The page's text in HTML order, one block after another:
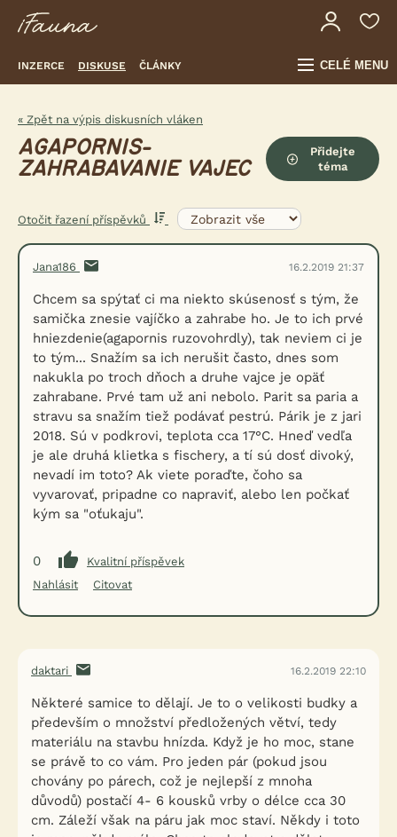
INZERCE DISKUSE ČLÁNKY CELÉ MENU
« Zpět na výpis diskusních vláken
AGAPORNIS-
ZAHRABAVANIE VAJEC
Přidejte
téma
Otočit řazení příspěvků
Jana186 16.2.2019 21:37
Chcem sa spýtať ci ma niekto skúsenosť s tým, že
samička znesie vajíčko a zahrabe ho. Je to ich prvé
hniezdenie(agapornis ruzovohrdly), tak neviem ci je
to tým... Snažím sa ich nerušit často, dnes som
nakukla po troch dňoch a druhe vajce je opäť
zahrabane. Prvé tam už ani nebolo. Parit sa paria a
stravu sa snažím tiež podávať pestrú. Párik je z jari
2018. Sú v podkrovi, teplota cca 17°C. Hneď vedľa
je ale druhá klietka s fischery, a tí sú dosť divoký,
nevadí im toto? Ak viete poraďte, čoho sa
vyvarovať, pripadne co napraviť, alebo len počkať
kým sa "oťukaju".
0
Kvalitní příspěvek
Nahlásit
Citovat
daktari 16.2.2019 22:10
Některé samice to dělají. Je to o velikosti budky a
především o množství předložených větví, tedy
materiálu na stavbu hnízda. Když je ho moc, stane
se právě to co vám. Pro jeden pár (pokud jsou
chovány po párech, což je nejlepší z mnoha
důvodů) postačí 4- 6 kousků vrby o délce cca 30
cm. Záleží však na páru jak moc staví. Někdy i toto